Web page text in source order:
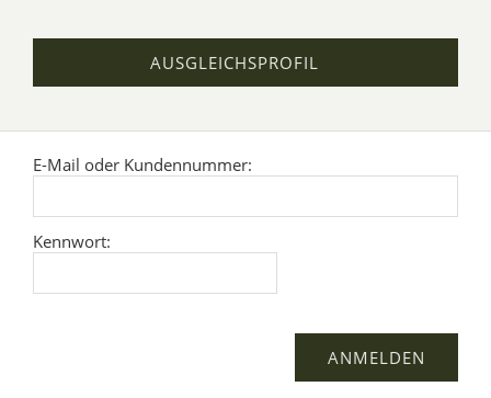
AUSGLEICHSPROFIL
E-Mail oder Kundennummer:
Kennwort: